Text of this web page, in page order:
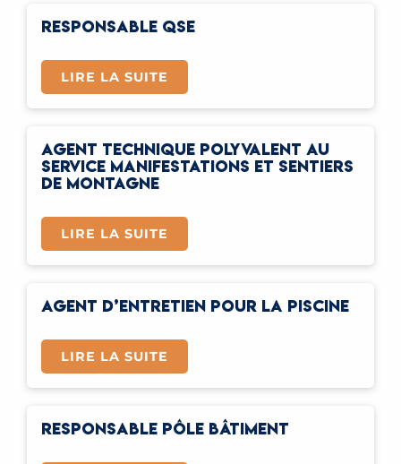
RESPONSABLE QSE
LIRE LA SUITE
AGENT TECHNIQUE POLYVALENT AU
SERVICE MANIFESTATIONS ET SENTIERS
DE MONTAGNE
LIRE LA SUITE
AGENT D’ENTRETIEN POUR LA PISCINE
LIRE LA SUITE
RESPONSABLE PÔLE BÂTIMENT